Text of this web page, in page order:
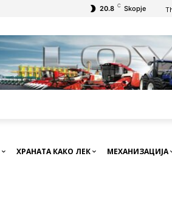
20.8 C Skopje
ХРАНАТА КАКО ЛЕК МЕХАНИЗАЦИЈА